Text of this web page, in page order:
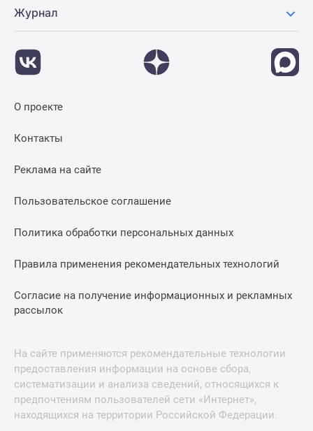
Журнал
О проекте
Контакты
Реклама на сайте
Пользовательское соглашение
Политика обработки персональных данных
Правила применения рекомендательных технологий
Согласие на получение информационных и рекламных
рассылок
На сайте применяются рекомендательные технологии
предоставления информации на основе сбора,
систематизации и анализа сведений, относящихся к
предпочтениям пользователей сети «Интернет»,
находящихся на территории Российской Федерации.